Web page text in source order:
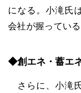
になる。小滝氏
会社が握ってい
◆創エネ・蓄エ
さらに、小滝